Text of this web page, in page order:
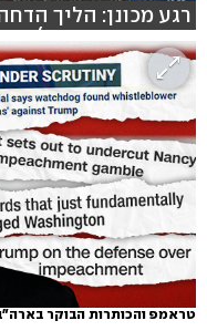
רגע מכונן: הליך
שפירא, ירון ברנר)
טראמפ והכותרות הבוקר